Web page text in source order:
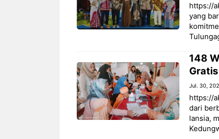
https://
yang
148
Gratis
Jul. 30,
https://
dari
lansia,